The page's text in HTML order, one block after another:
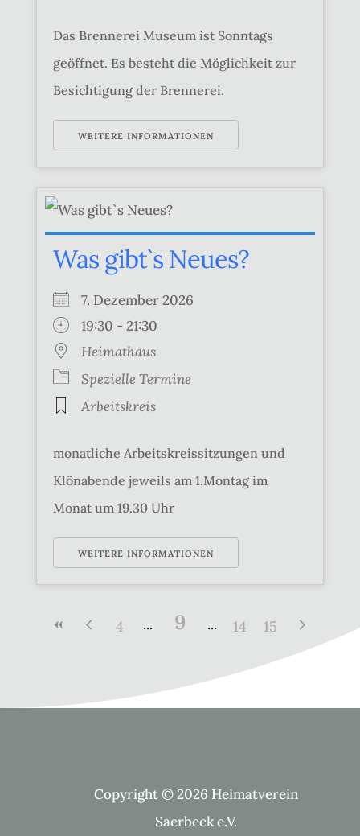
Das Brennerei Museum ist Sonntags
geöffnet. Es besteht die Möglichkeit zur
Besichtigung der Brennerei.
WEITERE INFORMATIONEN
Was gibt`s Neues?
7. Dezember 2026
19:30 - 21:30
Heimathaus
Spezielle Termine
Arbeitskreis
monatliche Arbeitskreissitzungen und
Klönabende jeweils am 1.Montag im
Monat um 19.30 Uhr
WEITERE INFORMATIONEN
4 9 14 15
Copyright © 2026 Heimatverein
Saerbeck e.V.